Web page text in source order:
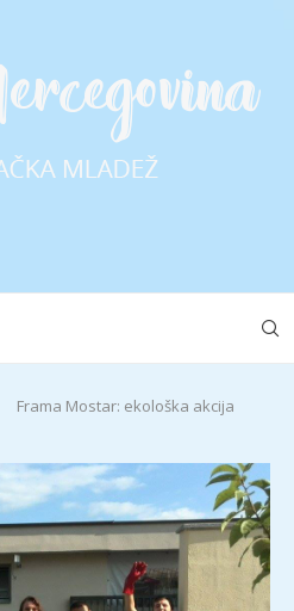
Frama Mostar: ekološka akcija